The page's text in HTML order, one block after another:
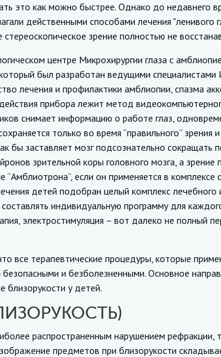
это как можно быстрее. Однако до недавнего
действенными способами лечения "ленивого
зрение полностью не
центре Микрохирургии глаза с
был разработан ведущими специалистами
лечения и профилактики амблиопии, спазма
прибора лежит метод
снимает информацию о работе глаз,
только во время “правильного” зрения
бы заставляет мозг подсознательно
зрительной коры головного мозга, а
“Амблиотрона”, если он применяется в
детей подобран целый комплекс лечебного
индивидуальную программу для
электростимуляция – вот далеко не полный
терапевтические процедуры, которые
безопасными и безболезненными. Основное
близорукости у детей.
распространенным нарушением рефракции,
предметов при близорукости